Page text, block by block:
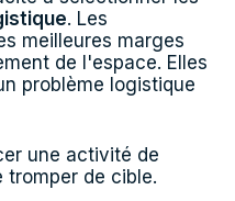
. Les
meilleures marges
de l'espace. Elles
problème logistique
une activité de
tromper de cible.